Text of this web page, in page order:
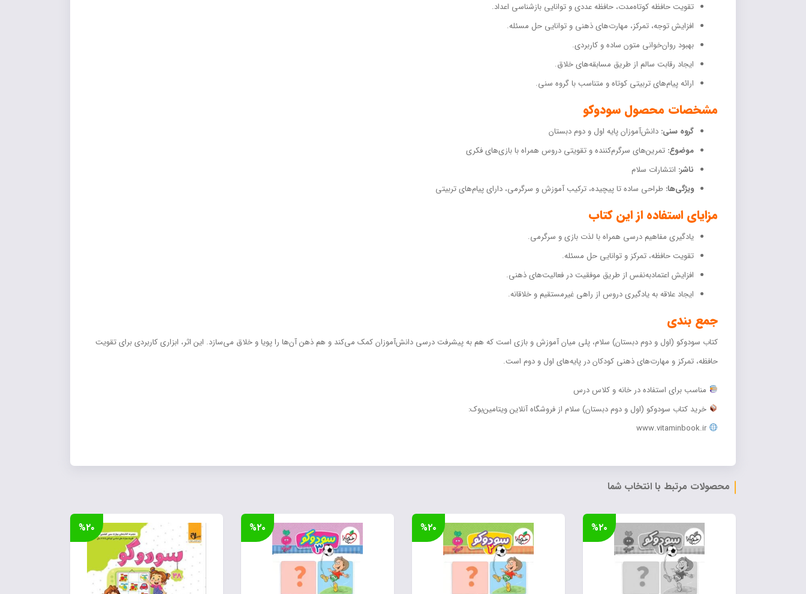
تقویت حافظه کوتاه‌مدت، حافظه عددی و توانایی بازشناسی اعداد.
افزایش توجه، تمرکز، مهارت‌های ذهنی و توانایی حل مسئله.
بهبود روان‌خوانی متون ساده و کاربردی.
ایجاد رقابت سالم از طریق مسابقه‌های خلاق.
ارائه پیام‌های تربیتی کوتاه و متناسب با گروه سنی.
مشخصات محصول سودوکو
گروه سنی: دانش‌آموزان پایه اول و دوم دبستان
موضوع: تمرین‌های سرگرم‌کننده و تقویتی دروس همراه با بازی‌های فکری
ناشر: انتشارات سلام
ویژگی‌ها: طراحی ساده تا پیچیده، ترکیب آموزش و سرگرمی، دارای پیام‌های تربیتی
مزایای استفاده از این کتاب
یادگیری مفاهیم درسی همراه با لذت بازی و سرگرمی.
تقویت حافظه، تمرکز و توانایی حل مسئله.
افزایش اعتمادبه‌نفس از طریق موفقیت در فعالیت‌های ذهنی.
ایجاد علاقه به یادگیری دروس از راهی غیرمستقیم و خلاقانه.
جمع بندی
کتاب سودوکو (اول و دوم دبستان) سلام، پلی میان آموزش و بازی است که هم به پیشرفت درسی دانش‌آموزان کمک می‌کند و هم ذهن آن‌ها را پویا و خلاق می‌سازد. این اثر، ابزاری کاربردی برای تقویت
حافظه، تمرکز و مهارت‌های ذهنی کودکان در پایه‌های اول و دوم است.
مناسب برای استفاده در خانه و کلاس درس
خرید کتاب سودوکو (اول و دوم دبستان) سلام از فروشگاه آنلاین ویتامین‌بوک:
www.vitaminbook.ir
محصولات مرتبط با انتخاب شما
%۲۰ %۲۰ %۲۰ %۲۰